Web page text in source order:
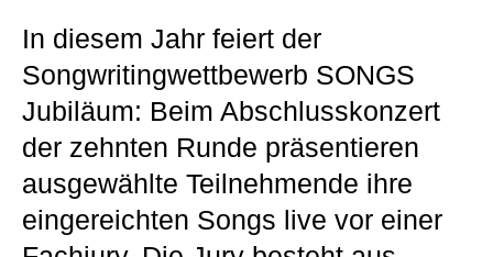
In diesem Jahr feiert der
Songwritingwettbewerb SONGS
Jubiläum: Beim Abschlusskonzert
der zehnten Runde präsentieren
ausgewählte Teilnehmende ihre
eingereichten Songs live vor einer